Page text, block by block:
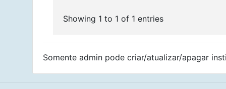
Showing 1 to 1 of 1 entries
Somente admin pode criar/atualizar/apagar